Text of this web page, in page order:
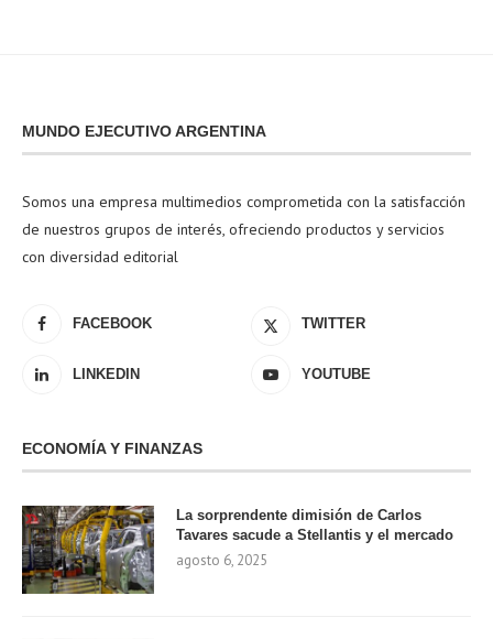
MUNDO EJECUTIVO ARGENTINA
Somos una empresa multimedios comprometida con la satisfacción
de nuestros grupos de interés, ofreciendo productos y servicios
con diversidad editorial
FACEBOOK TWITTER
LINKEDIN YOUTUBE
ECONOMÍA Y FINANZAS
La sorprendente dimisión de Carlos
Tavares sacude a Stellantis y el mercado
agosto 6, 2025